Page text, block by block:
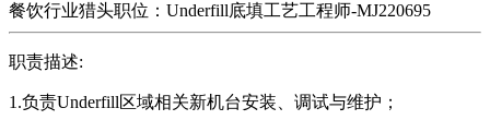
餐饮行业猎头职位：Underfill底填工艺工程师-MJ220695
职责描述:
1.负责Underfill区域相关新机台安装、调试与维护；